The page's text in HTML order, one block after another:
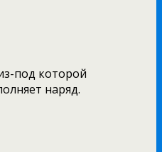
под которой
наряд.